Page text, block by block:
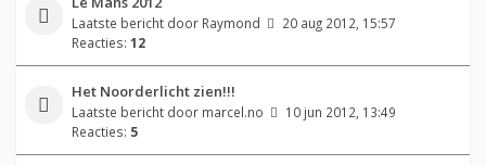
Laatste bericht door Raymond
20 aug 2012, 15:57
Reacties: 12
Het Noorderlicht zien!!!
Laatste bericht door marcel.no
10 jun 2012, 13:49
Reacties: 5